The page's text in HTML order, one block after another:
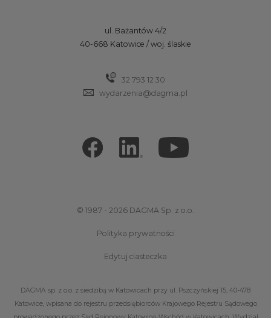
ul. Bażantów 4/2
40-668 Katowice / woj. ślaskie
32 793 12 30
wydarzenia@dagma.pl
© 1987 - 2026 DAGMA Sp. z o.o.
Polityka prywatności
Edytuj ciasteczka
DAGMA sp. z o.o. z siedzibą w Katowicach przy ul. Pszczyńskiej 15, 40-478
Katowice, wpisana do rejestru przedsiębiorców Krajowego Rejestru Sądowego